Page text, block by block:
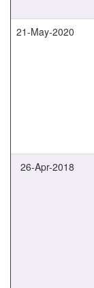
21-May-2020
26-Apr-2018